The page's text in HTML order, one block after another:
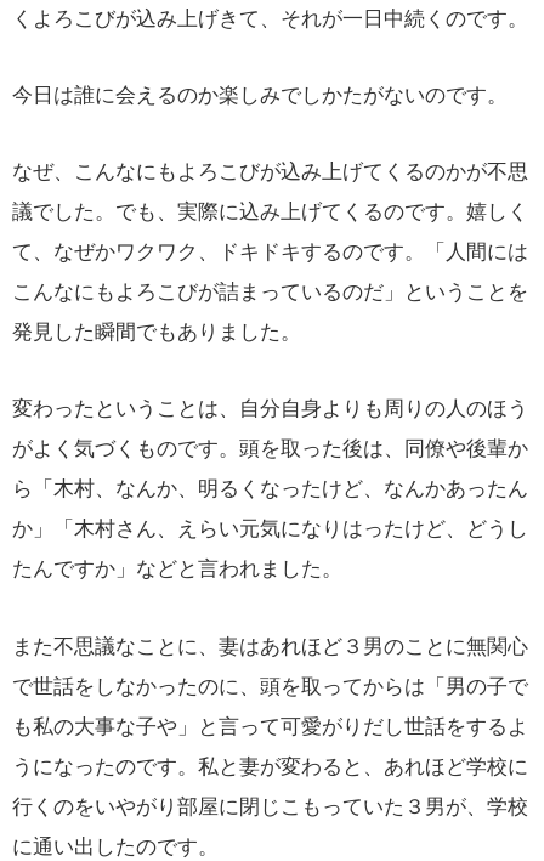
くよろこびが込み上げきて、それが一日中続くのです。
今日は誰に会えるのか楽しみでしかたがないのです。
なぜ、こんなにもよろこびが込み上げてくるのかが不思
議でした。でも、実際に込み上げてくるのです。嬉しく
て、なぜかワクワク、ドキドキするのです。「人間には
こんなにもよろこびが詰まっているのだ」ということを
発見した瞬間でもありました。
変わったということは、自分自身よりも周りの人のほう
がよく気づくものです。頭を取った後は、同僚や後輩か
ら「木村、なんか、明るくなったけど、なんかあったん
か」「木村さん、えらい元気になりはったけど、どうし
たんですか」などと言われました。
また不思議なことに、妻はあれほど３男のことに無関心
で世話をしなかったのに、頭を取ってからは「男の子で
も私の大事な子や」と言って可愛がりだし世話をするよ
うになったのです。私と妻が変わると、あれほど学校に
行くのをいやがり部屋に閉じこもっていた３男が、学校
に通い出したのです。